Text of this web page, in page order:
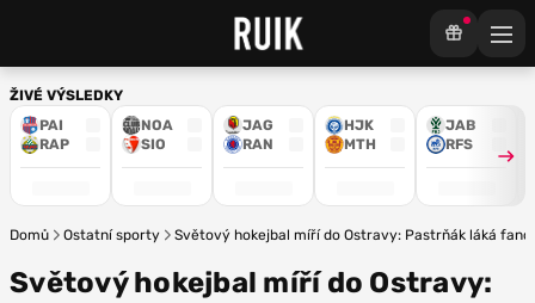
ŽIVÉ VÝSLEDKY
PAI
RAP
NOA
SIO
JAG
RAN
HJK
MTH
JAB
RFS
Domů Ostatní sporty Světový hokejbal míří do Ostravy: Pastrňák láká
Světový hokejbal míří do Ostravy: